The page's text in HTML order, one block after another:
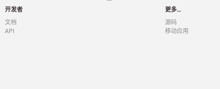
开发者
文档
API
更多…
源码
移动应用